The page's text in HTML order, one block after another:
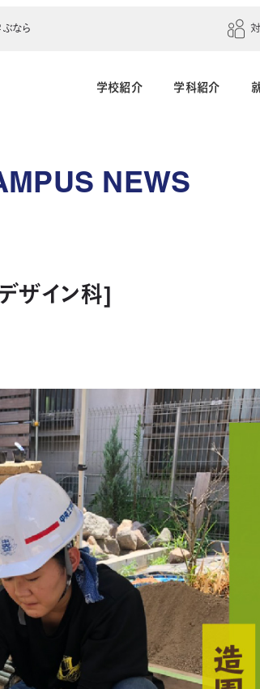
なら
学校紹介 学科紹介
建築室内設計科（2年制） 建築科（2年制・夜
土木建設科（2年制）
情報ビジネス科（2年制） リベラルアーツ科（
NEWS
ザイン科]